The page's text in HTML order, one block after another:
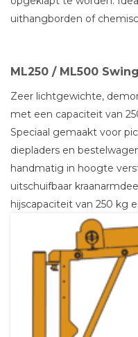
uithangborden of
ML250 / ML500
Zeer lichtgewichte,
met een capaciteit van
Speciaal gemaakt voor
diepladers en
handmatig in hoogte
uitschuifbaar
hijscapaciteit van 250 kg